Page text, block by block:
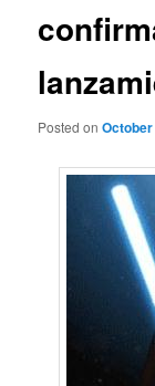
Posted on